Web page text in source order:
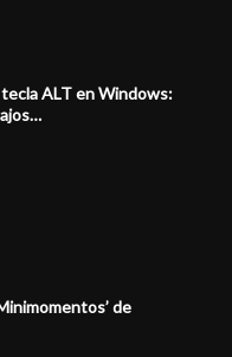
ALT en Windows:
de